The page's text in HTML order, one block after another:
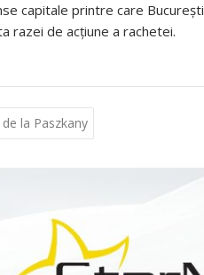
capitale printre care
razei de acţiune a rachetei.
la Paszkany